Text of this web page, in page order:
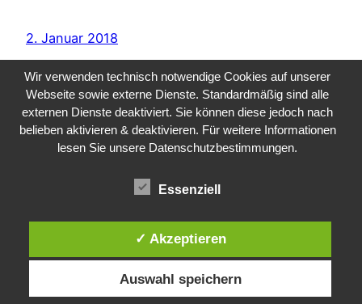
2. Januar 2018
Public Sector, Kunst, Design
Datenschutz
Wir verwenden technisch notwendige Cookies auf unserer
Webseite sowie externe Dienste. Standardmäßig sind alle
externen Dienste deaktiviert. Sie können diese jedoch nach
belieben aktivieren & deaktivieren. Für weitere Informationen
lesen Sie unsere Datenschutzbestimmungen.
Essenziell
✓ Akzeptieren
Auswahl speichern